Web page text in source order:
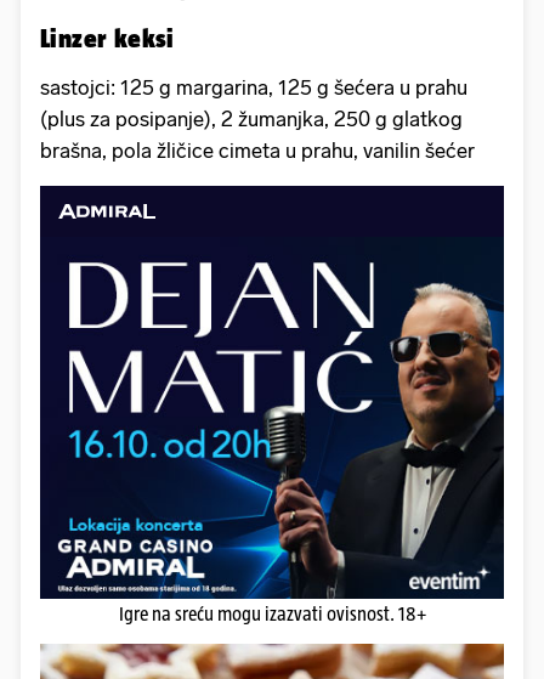
Linzer keksi
sastojci: 125 g margarina, 125 g šećera u prahu
(plus za posipanje), 2 žumanjka, 250 g glatkog
brašna, pola žličice cimeta u prahu, vanilin šećer
Igre na sreću mogu izazvati ovisnost. 18+